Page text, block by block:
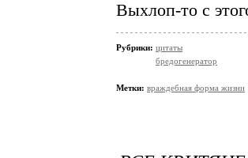
Выхлоп-то с
Рубрики: цитаты
бредогенератор
Метки: враждебная форма жизни